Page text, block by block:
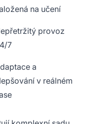
na učení
provoz
7
a
v reálném